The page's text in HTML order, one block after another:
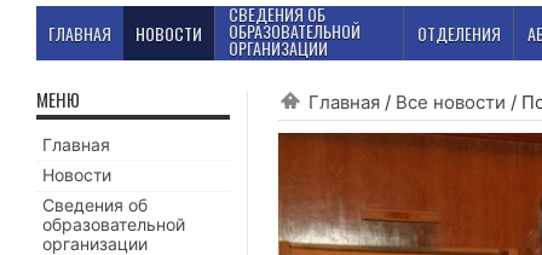
ГЛАВНАЯ НОВОСТИ
СВЕДЕНИЯ ОБ
ОБРАЗОВАТЕЛЬНОЙ
ОРГАНИЗАЦИИ
ОТДЕЛЕНИЯ
Главная / Все новости /
МЕНЮ
Главная
Новости
Сведения об
образовательной
организации